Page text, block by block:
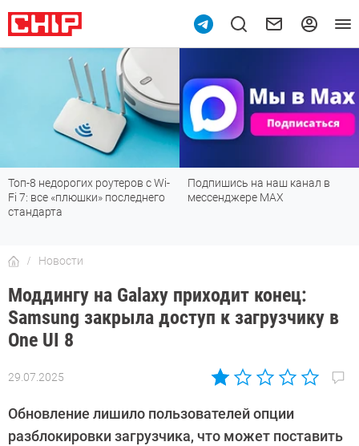
Топ-8 недорогих роутеров с Wi-
Fi 7: все «плюшки» последнего
стандарта
Подпишись на наш канал в
мессенджере МАХ
Новости
Моддингу на Galaxy приходит конец:
Samsung закрыла доступ к загрузчику в
One UI 8
29.07.2025
Автор:
Довлатова
Обновление лишило пользователей опции
разблокировки загрузчика, что может поставить